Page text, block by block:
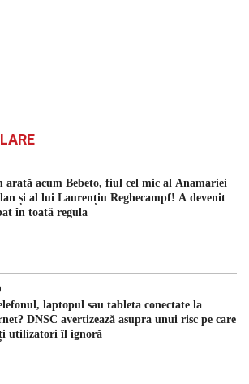
arată acum Bebeto, fiul cel mic al Anamariei
și al lui Laurențiu Reghecampf! A devenit
în toată regula
laptopul sau tableta conectate la
DNSC avertizează asupra unui risc pe care
utilizatori îl ignoră